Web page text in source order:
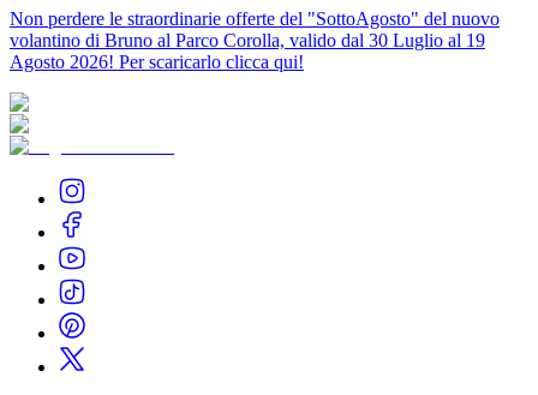
Non perdere le straordinarie offerte del "SottoAgosto" del nuovo
volantino di Bruno al Parco Corolla, valido dal 30 Luglio al 19
Agosto 2026! Per scaricarlo clicca qui!